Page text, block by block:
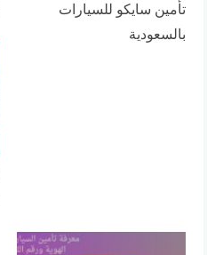
تأمين سايكو للسيارات
بالسعودية